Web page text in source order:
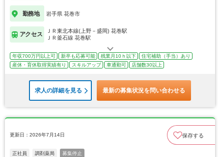
勤務地 岩手県 花巻市
アクセス
ＪＲ東北本線(上野－盛岡) 花巻駅
ＪＲ釜石線 花巻駅
年収700万円以上可 新卒も応募可能 残業月10ｈ以下
住宅補助（手当）あり
産休・育休取得実績有り
スキルアップ 車通勤可 店舗数30以上
求人の詳細を見る 最新の募集状況を問い合わせる
更新日：2026年7月14日 保存する
正社員 調剤薬局 募集停止